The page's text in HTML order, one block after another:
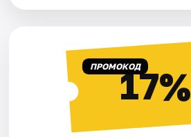
ПРОМОКОД17%